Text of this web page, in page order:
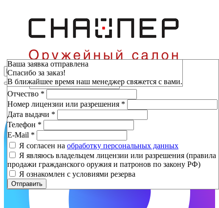
Зарезервировать
Фамилия*
Имя*
Отчество *
Номер лицензии или разрешения *
Дата выдачи *
Телефон *
E-Mail *
Я согласен на обработку персональных данных
Я являюсь владельцем лицензии или разрешения (правила
продажи гражданского оружия и патронов по закону РФ)
Я ознакомлен с условиями резерва
Отправить
Ваша заявка отправлена
Спасибо за заказ!
В ближайшее время наш менеджер свяжется с вами.